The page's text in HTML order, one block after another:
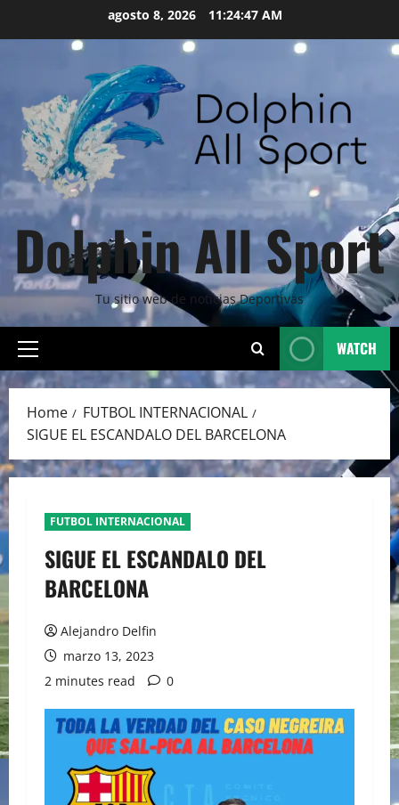
agosto 8, 2026 11:24:48 AM
Dolphin All Sport
Tu sitio web de noticias Deportivas
Primary
Menu
WATCH
Home
FUTBOL INTERNACIONAL
SIGUE EL ESCANDALO DEL BARCELONA
FUTBOL INTERNACIONAL
SIGUE EL ESCANDALO DEL
BARCELONA
Alejandro Delfin
marzo 13, 2023
2 minutes read
0